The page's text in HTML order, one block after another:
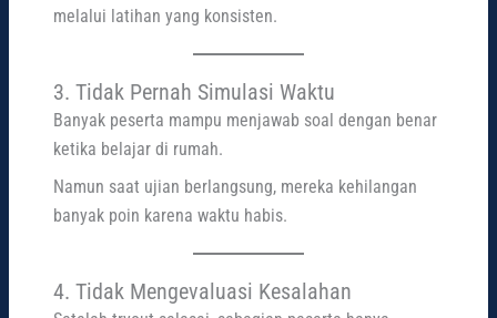
melalui latihan yang konsisten.
3. Tidak Pernah Simulasi Waktu
Banyak peserta mampu menjawab soal dengan benar
ketika belajar di rumah.
Namun saat ujian berlangsung, mereka kehilangan
banyak poin karena waktu habis.
4. Tidak Mengevaluasi Kesalahan